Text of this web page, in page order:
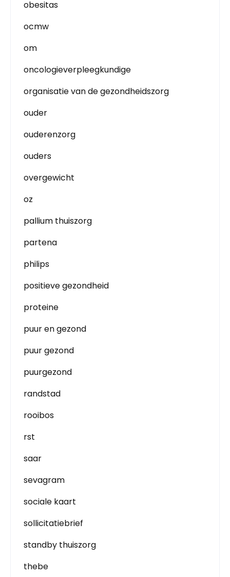
obesitas
ocmw
om
oncologieverpleegkundige
organisatie van de gezondheidszorg
ouder
ouderenzorg
ouders
overgewicht
oz
pallium thuiszorg
partena
philips
positieve gezondheid
proteine
puur en gezond
puur gezond
puurgezond
randstad
rooibos
rst
saar
sevagram
sociale kaart
sollicitatiebrief
standby thuiszorg
thebe